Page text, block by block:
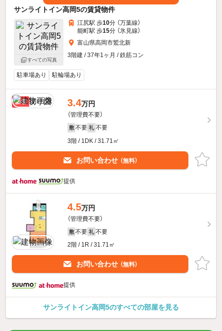
サンライトイン高岡5の賃貸物件
すべての写真
江尻駅 歩10分 （万葉線）
能町駅 歩15分 （氷見線）
富山県高岡市鷲北新
3階建 / 37年1ヶ月 / 鉄筋コン
駐車場あり 駐輪場あり
新着 3.4万円
（管理費不要）
敷 不要 礼 不要
3階 / 1DK / 31.71㎡
お問い合わせ （無料）
提供
4.5万円
（管理費不要）
敷 不要 礼 不要
2階 / 1R / 31.71㎡
お問い合わせ （無料）
提供
サンライトイン高岡5のすべての部屋を見る